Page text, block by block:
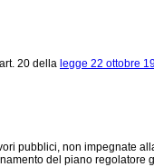
20 della legge 22 ottobre
non impegnate
del piano regolatore